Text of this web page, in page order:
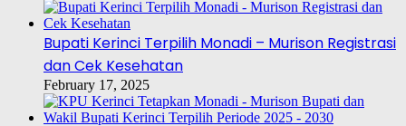
Bupati Kerinci Terpilih Monadi – Murison Registrasi
dan Cek Kesehatan
February 17, 2025